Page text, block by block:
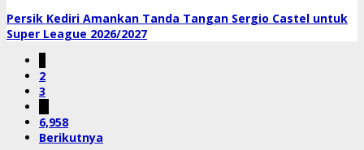
Persik Kediri Amankan Tanda Tangan Sergio Castel untuk
Super League 2026/2027
2
3
6,958
Berikutnya